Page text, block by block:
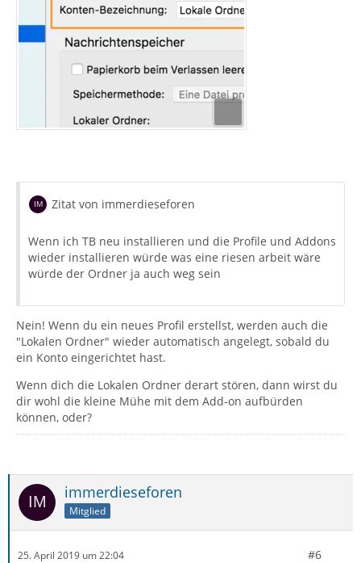
Zitat von immerdieseforen
Wenn ich TB neu installieren und die Profile und Addons
wieder installieren würde was eine riesen arbeit wäre
würde der Ordner ja auch weg sein
Nein! Wenn du ein neues Profil erstellst, werden auch die
"Lokalen Ordner" wieder automatisch angelegt, sobald du
ein Konto eingerichtet hast.
Wenn dich die Lokalen Ordner derart stören, dann wirst du
dir wohl die kleine Mühe mit dem Add-on aufbürden
können, oder?
immerdieseforen
Mitglied
25. April 2019 um 22:04 #6